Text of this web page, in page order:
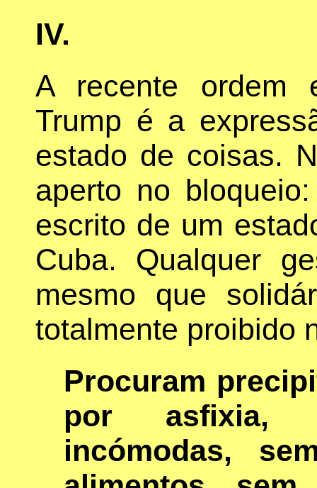
IV.
A recente ordem
Trump é a
estado de coisas.
aperto no
escrito de um
Cuba. Qualquer
mesmo que
totalmente proibido
Procuram
por asfixia,
incómodas,